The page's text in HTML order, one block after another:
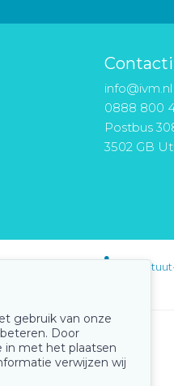
info@ivm.nl
0888 800
Postbus
3502 GB
gebruik van onze
Door
in met het plaatsen
verwijzen wij